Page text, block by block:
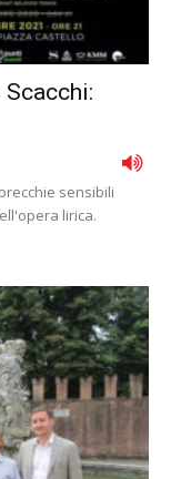
sensibili
lirica.